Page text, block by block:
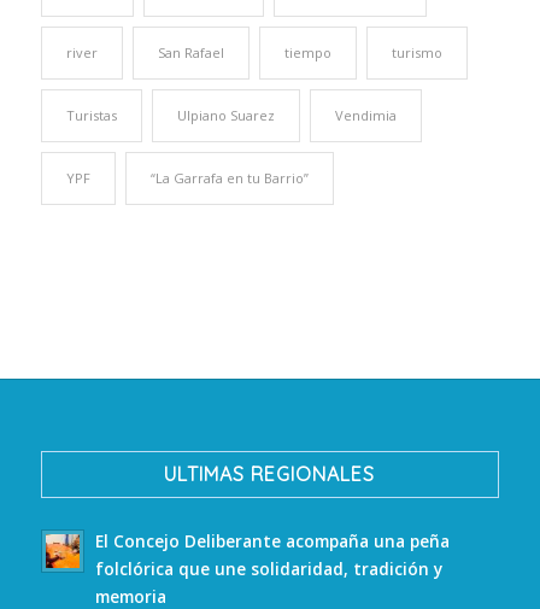
river San Rafael tiempo turismo
Turistas Ulpiano Suarez Vendimia
YPF “La Garrafa en tu Barrio”
ULTIMAS REGIONALES
El Concejo Deliberante acompaña una peña
folclórica que une solidaridad, tradición y
memoria